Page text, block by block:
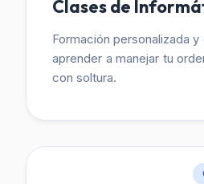
Clases de
Formación personalizada
aprender a manejar tu
con soltura.